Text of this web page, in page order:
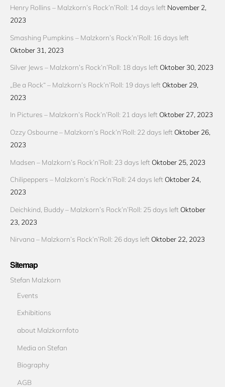
Henry Rollins – Malzkorn’s Rock’n’Roll: 14 days left November 2,
2023
Smashing Pumpkins – Malzkorn’s Rock’n’Roll: 16 days left
Oktober 31, 2023
Silver Jews – Malzkorn’s Rock’n’Roll: 18 days left Oktober 30, 2023
„Be a Rock“ – Malzkorn’s Rock’n’Roll: 19 days left Oktober 29,
2023
In Pictures – Malzkorn’s Rock’n’Roll: 21 days left Oktober 27, 2023
Ozzy Osbourne – Malzkorn’s Rock’n’Roll: 22 days left Oktober 26,
2023
Madsen – Malzkorn’s Rock’n’Roll: 23 days left Oktober 25, 2023
Chilipeppers – Malzkorn’s Rock’n’Roll: 24 days left Oktober 24,
2023
Deichkind, Buddy – Malzkorn’s Rock’n’Roll: 25 days left Oktober
23, 2023
Nirvana – Malzkorn’s Rock’n’Roll: 26 days left Oktober 22, 2023
Sitemap
Stefan Malzkorn
Events
Exhibitions
about Malzkornfoto
Media on Stefan
Biography
AGB